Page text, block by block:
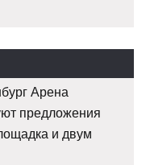
Арена
предложения
и двум